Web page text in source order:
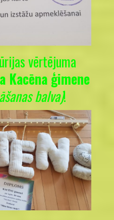
vērtējuma
Kacēna ģimene
balva)!